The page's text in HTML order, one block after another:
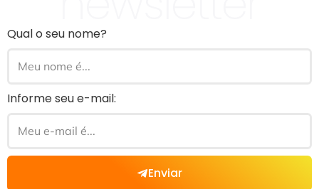
Qual o seu nome?
Informe seu e-mail:
Enviar